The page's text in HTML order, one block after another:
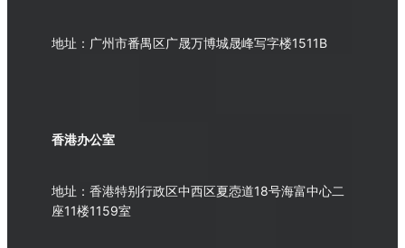
地址：广州市番禺区广晟万博城晟峰写字楼1511B
香港办公室
地址：香港特别行政区中西区夏悫道18号海富中心二
座11楼1159室